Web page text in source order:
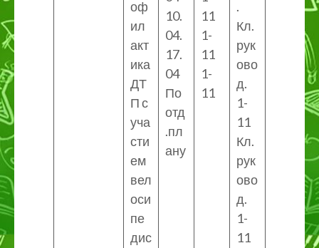
оф
ил
акт
ика
ДТ
П с
уча
сти
ем
вел
оси
пе
дис
10.
04.
17.
04
По
отд
.пл
ану
11
1-
11
1-
11
.
Кл.
рук
ово
д.
1-
11
Кл.
рук
ово
д.
1-
11